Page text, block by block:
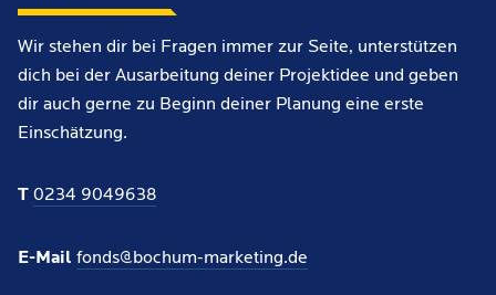
Wir stehen dir bei Fragen immer zur Seite, unterstützen
dich bei der Ausarbeitung deiner Projektidee und geben
dir auch gerne zu Beginn deiner Planung eine erste
Einschätzung.
T 0234 9049638
E-Mail fonds@bochum-marketing.de